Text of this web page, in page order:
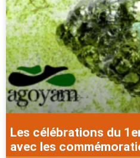
Les célébrations du
avec les